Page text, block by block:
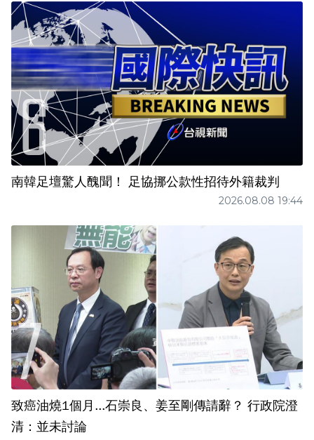
南韓足壇驚人醜聞！ 足協挪公款性招待外籍裁判
2026.08.08 19:44
致癌油燒1個月...石崇良、姜至剛傳請辭？ 行政院澄
清：並未討論